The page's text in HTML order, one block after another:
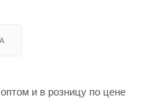
и в розницу по цене